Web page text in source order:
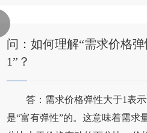
问：如何理解“需求价格
1”？
答：需求价格弹性大于1表示
是“富有弹性”的。这意味着需求